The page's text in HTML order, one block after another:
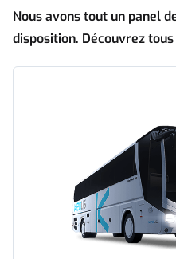
Nous avons tout un panel
disposition. Découvrez